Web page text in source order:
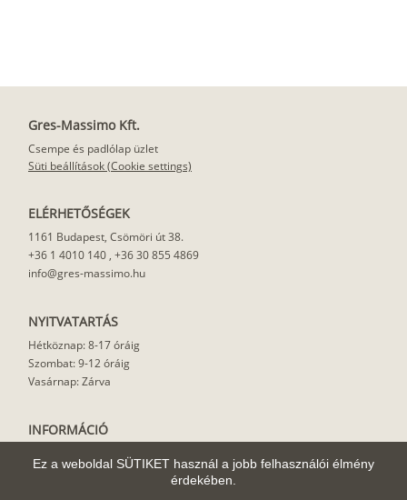
Ez a weboldal SÜTIKET használ a jobb felhasználói élmény
érdekében.
Gres-Massimo Kft.
Csempe és padlólap üzlet
Süti beállítások (Cookie settings)
ELÉRHETŐSÉGEK
1161 Budapest, Csömöri út 38.
+36 1 4010 140 , +36 30 855 4869
info@gres-massimo.hu
NYITVATARTÁS
Hétköznap: 8-17 óráig
Szombat: 9-12 óráig
Vasárnap: Zárva
INFORMÁCIÓ
Felhasználási javaslat